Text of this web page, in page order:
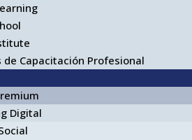
de Capacitación Profesional
Digital